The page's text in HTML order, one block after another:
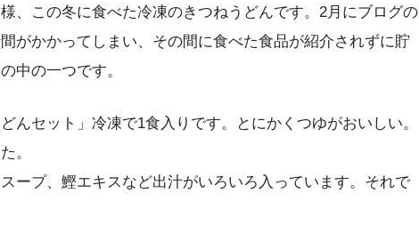
、この冬に食べた冷凍のきつねうどんです。2月にブログの
がかかってしまい、その間に食べた食品が紹介されずに貯
中の一つです。
セット」冷凍で1食入りです。とにかくつゆがおいしい。
。
ープ、鰹エキスなど出汁がいろいろ入っています。それで